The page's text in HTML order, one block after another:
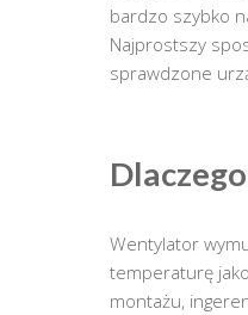
bardzo szybko
Najprostszy
sprawdzone
Wentylator
temperaturę
montażu,